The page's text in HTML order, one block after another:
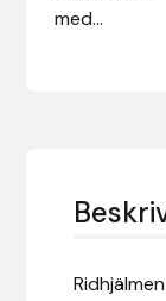
med...
Ekol
Equality Line